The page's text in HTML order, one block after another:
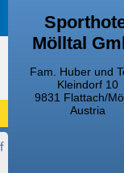
Mölltal
Fam. Huber und
Kleindorf 10
9831 Flattach/
Austria